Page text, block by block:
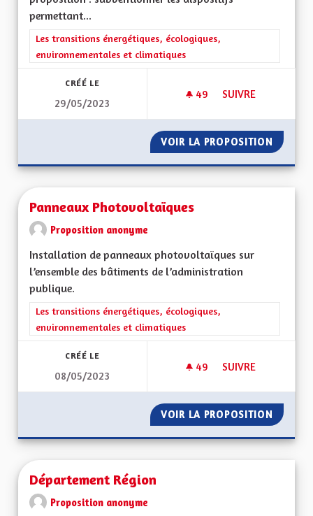
permettant...
Filtrer les résultats de la catégorie : Les transitions
Les transitions énergétiques, écologiques,
environnementales et climatiques
CRÉÉ LE
29/05/2023
49 49 ABONNÉS
SUIVRE
VOIR LA PROPOSITION
Panneaux Photovoltaïques
Proposition anonyme
Installation de panneaux photovoltaïques sur
l’ensemble des bâtiments de l’administration
publique.
Filtrer les résultats de la catégorie : Les transitions
Les transitions énergétiques, écologiques,
environnementales et climatiques
CRÉÉ LE
08/05/2023
49 49 ABONNÉS
SUIVRE
VOIR LA PROPOSITION
Département Région
Proposition anonyme